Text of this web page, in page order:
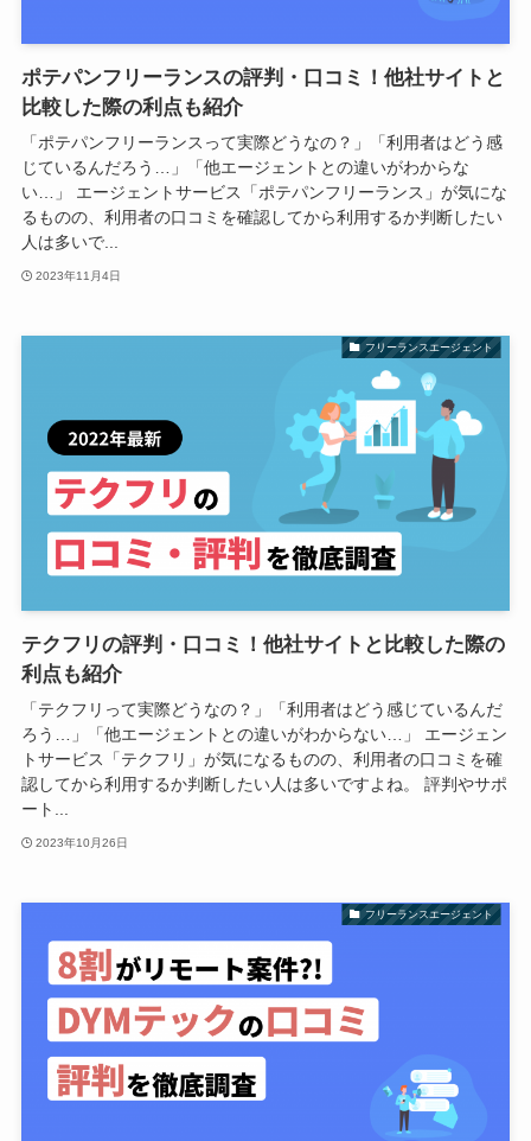
ポテパンフリーランスの評判・口コミ！他社サイトと
比較した際の利点も紹介
「ポテパンフリーランスって実際どうなの？」「利用者はどう感
じているんだろう…」「他エージェントとの違いがわからな
い…」 エージェントサービス「ポテパンフリーランス」が気にな
るものの、利用者の口コミを確認してから利用するか判断したい
人は多いで...
2023年11月4日
フリーランスエージェント
テクフリの評判・口コミ！他社サイトと比較した際の
利点も紹介
「テクフリって実際どうなの？」「利用者はどう感じているんだ
ろう…」「他エージェントとの違いがわからない…」 エージェン
トサービス「テクフリ」が気になるものの、利用者の口コミを確
認してから利用するか判断したい人は多いですよね。 評判やサポ
ート...
2023年10月26日
フリーランスエージェント